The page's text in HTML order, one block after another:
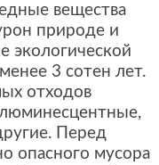
вещества
природе и
экологической
3 сотен лет.
отходов
Перед
опасного мусора